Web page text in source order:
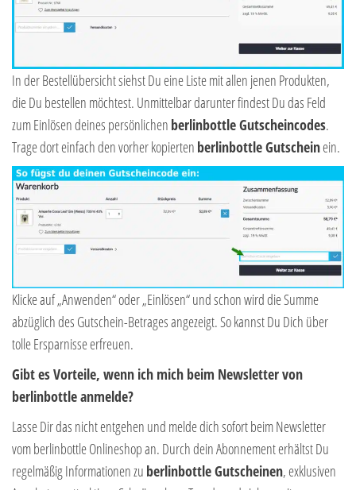
In der Bestellübersicht siehst Du eine Liste mit allen jenen Produkten,
die Du bestellen möchtest. Unmittelbar darunter findest Du das Feld
zum Einlösen deines persönlichen berlinbottle Gutscheincodes.
Trage dort einfach den vorher kopierten berlinbottle Gutscheinein.
Klicke auf „Anwenden“ oder „Einlösen“ und schon wird die Summe
abzüglich des Gutschein-Betrages angezeigt. So kannst Du Dich über
tolle Ersparnisse erfreuen.
Gibt es Vorteile, wenn ich mich beim Newsletter von
berlinbottle anmelde?
Lasse Dir das nicht entgehen und melde dich sofort beim Newsletter
vom berlinbottle Onlineshop an. Durch dein Abonnement erhältst Du
regelmäßig Informationen zu berlinbottle Gutscheinen, exklusiven